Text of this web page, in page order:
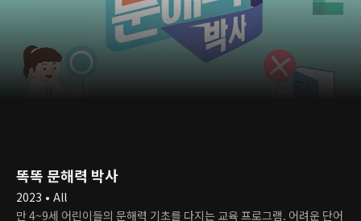
똑똑 문해력 박사
2023 • All
만 4~9세 어린이들의 문해력 기초를 다지는 교육 프로그램. 어려운 단어